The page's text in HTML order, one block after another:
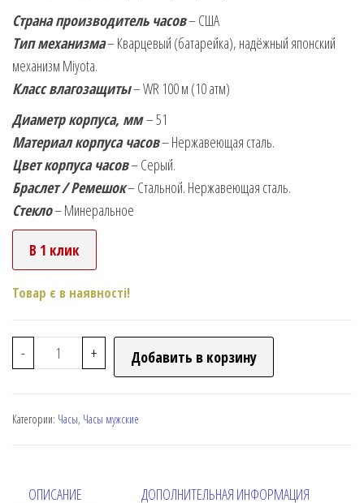
Страна производитель часов– США
Тип механизма– Кварцевый (батарейка), надёжный японский
механизм Miyota.
Класс влагозащиты– WR 100 м (10 атм)
Диаметр корпуса, мм– 51
Материал корпуса часов– Нержавеющая сталь.
Цвет корпуса часов– Серый.
Браслет / Ремешок– Стальной. Нержавеющая сталь.
Стекло– Минеральное
В 1 клик
Товар є в наявності!
- + Добавить в корзину
Категории: Часы, Часы мужские
ОПИСАНИЕ ДОПОЛНИТЕЛЬНАЯ ИНФОРМАЦИЯ